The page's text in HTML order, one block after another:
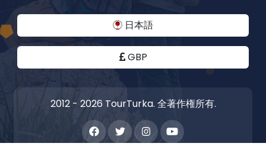
日本語
GBP
2012 - 2026 TourTurka. 全著作権所有.